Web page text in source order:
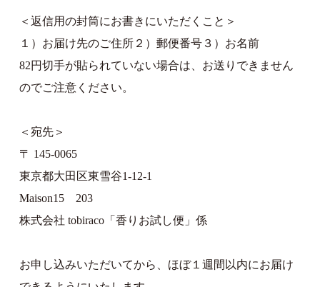
＜返信用の封筒にお書きにいただくこと＞
１）お届け先のご住所２）郵便番号３）お名前
82円切手が貼られていない場合は、お送りできません
のでご注意ください。
＜宛先＞
〒 145-0065
東京都大田区東雪谷1-12-1
Maison15 203
株式会社 tobiraco「香りお試し便」係
お申し込みいただいてから、ほぼ１週間以内にお届け